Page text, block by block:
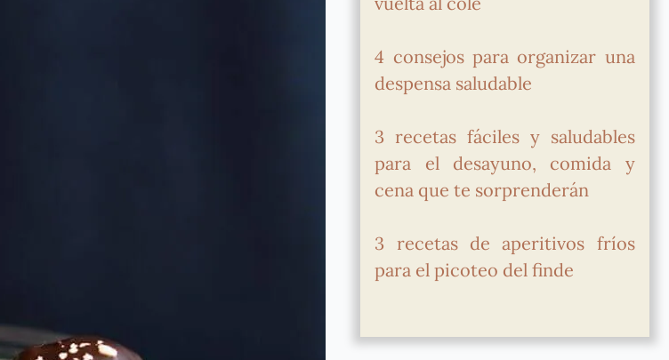
4 consejos para organizar una
despensa saludable
3 recetas fáciles y saludables
para el desayuno, comida y
cena que te sorprenderán
3 recetas de aperitivos fríos
para el picoteo del finde